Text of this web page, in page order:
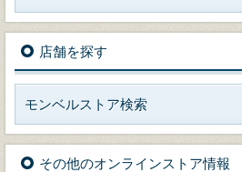
店舗を探す
モンベルストア検索
その他のオンラインストア情報